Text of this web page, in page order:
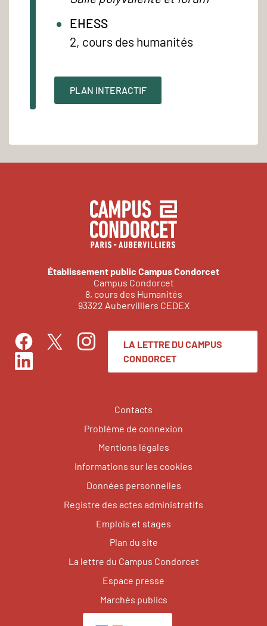
EHESS
2, cours des humanités
PLAN INTERACTIF
Établissement public Campus Condorcet
Campus Condorcet
8, cours des Humanités
93322 Aubervilliers CEDEX
FacebookTwitterInstagram
LinkedIn
LA LETTRE DU CAMPUS
CONDORCET
Contacts
Problème de connexion
Mentions légales
Informations sur les cookies
Données personnelles
Registre des actes administratifs
Emplois et stages
Plan du site
La lettre du Campus Condorcet
Espace presse
Marchés publics